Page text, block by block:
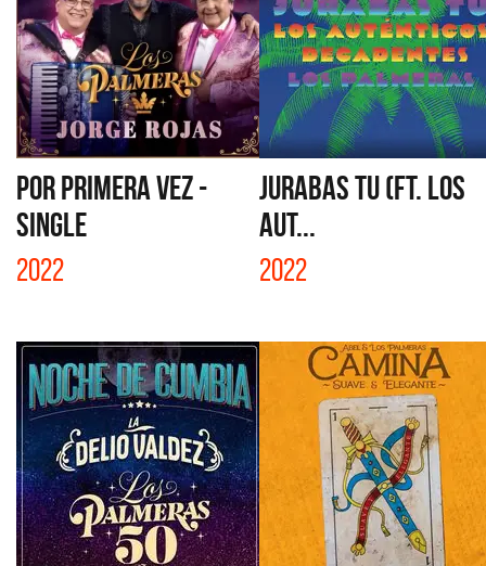
POR PRIMERA VEZ -
SINGLE
2022
JURABAS TU (FT. LOS
AUT...
2022